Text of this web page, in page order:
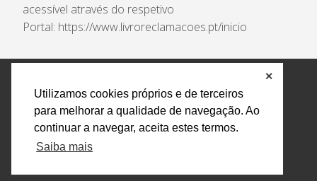
Utilizamos cookies próprios e de terceiros
para melhorar a qualidade de navegação. Ao
continuar a navegar, aceita estes termos.
Saiba mais
✕
acessível através do respetivo
Portal: https://www.livroreclamacoes.pt/inicio
Política de Privacidade e Tratamento de Dados
Encarregado de Proteção de Dados
Livro Eletrónico
de Reclamações
Canal de Denúncias
Todos os direitos reservados Design by AM. Developed by